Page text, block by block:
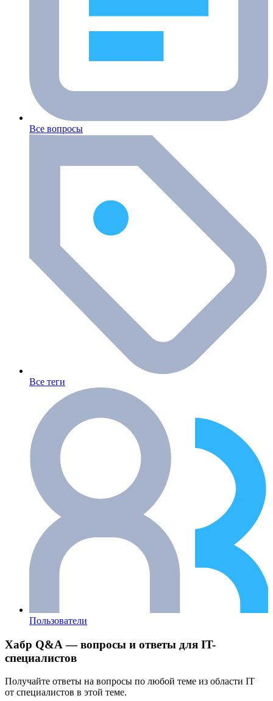
Все вопросы
Все теги
Пользователи
Хабр Q&A — вопросы и ответы для IT-
специалистов
Получайте ответы на вопросы по любой теме из области IT
от специалистов в этой теме.